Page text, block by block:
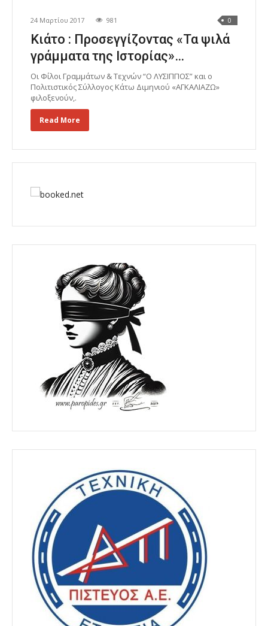
24 Μαρτίου 2017 981 0
Κιάτο : Προσεγγίζοντας «Τα ψιλά
γράµµατα της Ιστορίας»…
Οι Φίλοι Γραµµάτων & Τεχνών “Ο ΛΥΣΙΠΠΟΣ” και ο
Πολιτιστικός Σύλλογος Κάτω Διµηνιού «ΑΓΚΑΛΙΑΖΩ»
φιλοξενούν,.
Read More